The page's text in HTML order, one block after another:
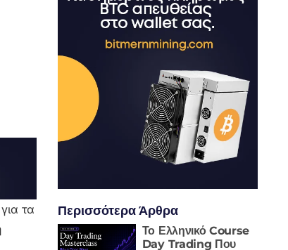
τα
Περισσότερα Άρθρα
Το Ελληνικό Course
Day Trading Που